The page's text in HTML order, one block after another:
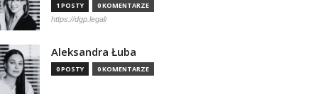
1 POSTY 0 KOMENTARZE
https://dgp.legal/
Aleksandra Łuba
0 POSTY 0 KOMENTARZE